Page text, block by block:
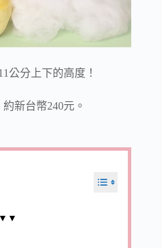
公分上下的高度！
新台幣240元。
▼▼